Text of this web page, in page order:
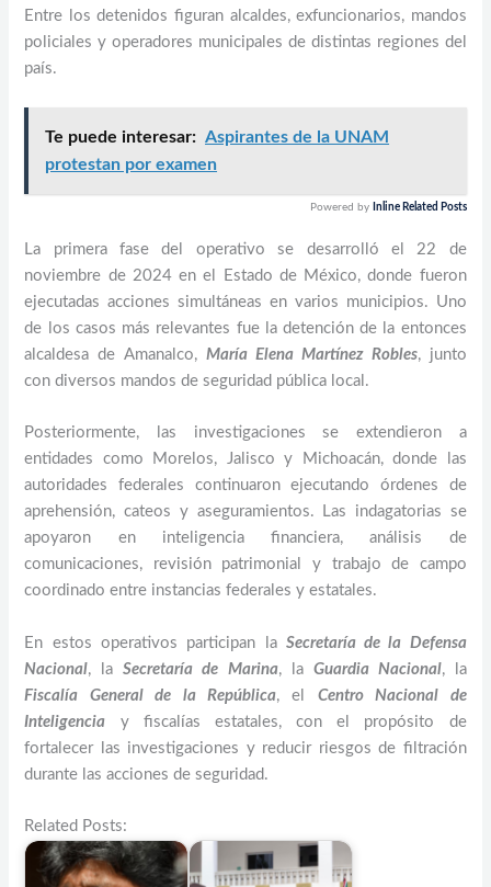
Entre los detenidos figuran alcaldes, exfuncionarios, mandos
policiales y operadores municipales de distintas regiones del
país.
Te puede interesar: Aspirantes de la UNAM
protestan por examen
Powered by Inline Related Posts
La primera fase del operativo se desarrolló el 22 de
noviembre de 2024 en el Estado de México, donde fueron
ejecutadas acciones simultáneas en varios municipios. Uno
de los casos más relevantes fue la detención de la entonces
alcaldesa de Amanalco,María Elena Martínez Robles, junto
con diversos mandos de seguridad pública local.
Posteriormente, las investigaciones se extendieron a
entidades como Morelos, Jalisco y Michoacán, donde las
autoridades federales continuaron ejecutando órdenes de
aprehensión, cateos y aseguramientos. Las indagatorias se
apoyaron en inteligencia financiera, análisis de
comunicaciones, revisión patrimonial y trabajo de campo
coordinado entre instancias federales y estatales.
En estos operativos participan la Secretaría de la Defensa
Nacional, laSecretaría de Marina, la Guardia Nacional, la
Fiscalía General de la República, el Centro Nacional de
Inteligencia y fiscalías estatales, con el propósito de
fortalecer las investigaciones y reducir riesgos de filtración
durante las acciones de seguridad.
Related Posts: